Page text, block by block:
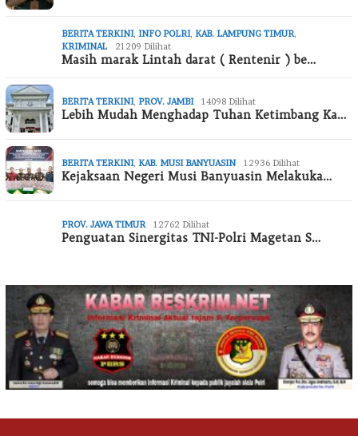
BERITA TERKINI, INFO POLRI, KAB. LAMPUNG TIMUR
KRIMINAL
21209 Dilihat
Masih marak Lintah darat ( Rentenir ) be…
BERITA TERKINI, PROV. JAMBI 14098 Dilihat
Lebih Mudah Menghadap Tuhan Ketimbang Ka…
BERITA TERKINI, KAB. MUSI BANYUASIN 12936 Dilihat
Kejaksaan Negeri Musi Banyuasin Melakuka…
PROV. JAWA TIMUR 12762 Dilihat
Penguatan Sinergitas TNI-Polri Magetan S…